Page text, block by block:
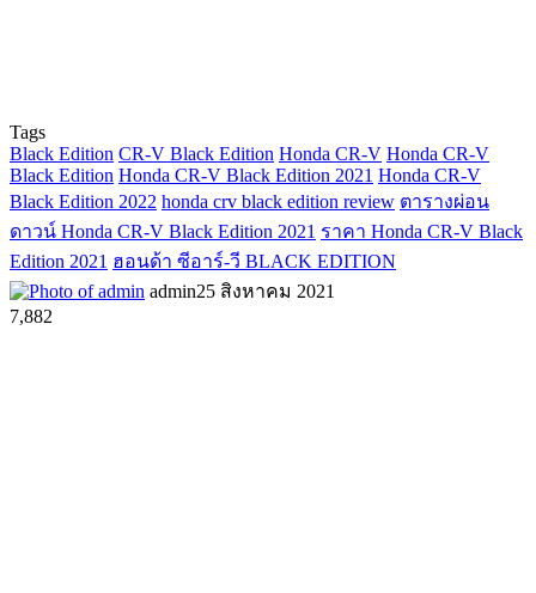
Tags
Black Edition CR-V Black Edition Honda CR-V Honda CR-V
Black Edition Honda CR-V Black Edition 2021 Honda CR-V
Black Edition 2022 honda crv black edition review ตารางผ่อน
ดาวน์ Honda CR-V Black Edition 2021 ราคา Honda CR-V Black
Edition 2021 ฮอนด้า ซีอาร์-วี BLACK EDITION
admin25 สิงหาคม 2021
7,882